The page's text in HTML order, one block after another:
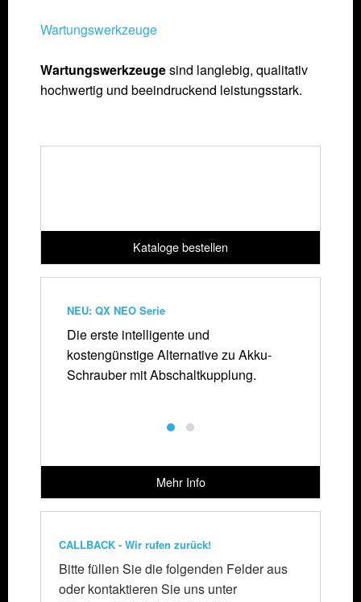
Wartungswerkzeuge
Wartungswerkzeugesind langlebig, qualitativ
hochwertig und beeindruckend leistungsstark.
Kataloge bestellen
NEU: QX NEO Serie
Die erste intelligente und
kostengünstige Alternative zu Akku-
Schrauber mit Abschaltkupplung.
Mehr Info
CALLBACK - Wir rufen zurück!
Bitte füllen Sie die folgenden Felder aus
oder kontaktieren Sie uns unter